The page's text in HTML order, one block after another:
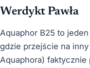
Werdykt Pawła
Aquaphor B25 to
gdzie przejście na
Aquaphora)